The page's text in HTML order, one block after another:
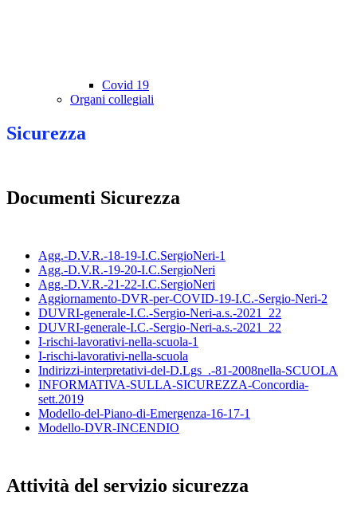
Covid 19
Organi collegiali
Sicurezza
Documenti Sicurezza
Agg.-D.V.R.-18-19-I.C.SergioNeri-1
Agg.-D.V.R.-19-20-I.C.SergioNeri
Agg.-D.V.R.-21-22-I.C.SergioNeri
Aggiornamento-DVR-per-COVID-19-I.C.-Sergio-Neri-2
DUVRI-generale-I.C.-Sergio-Neri-a.s.-2021_22
DUVRI-generale-I.C.-Sergio-Neri-a.s.-2021_22
I-rischi-lavorativi-nella-scuola-1
I-rischi-lavorativi-nella-scuola
Indirizzi-interpretativi-del-D.Lgs_.-81-2008nella-SCUOLA
INFORMATIVA-SULLA-SICUREZZA-Concordia-
sett.2019
Modello-del-Piano-di-Emergenza-16-17-1
Modello-DVR-INCENDIO
Attività del servizio sicurezza